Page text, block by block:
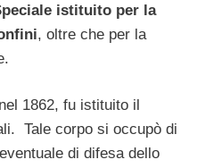
istituito per la
, oltre che per la
1862, fu istituito il
Tale corpo si occupò di
di difesa dello